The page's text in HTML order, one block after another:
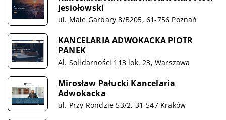
Jesiołowski
ul. Małe Garbary 8/B205, 61-756 Poznań
KANCELARIA ADWOKACKA PIOTR
PANEK
Al. Solidarności 113 lok. 23, Warszawa
Mirosław Pałucki Kancelaria
Adwokacka
ul. Przy Rondzie 53/2, 31-547 Kraków